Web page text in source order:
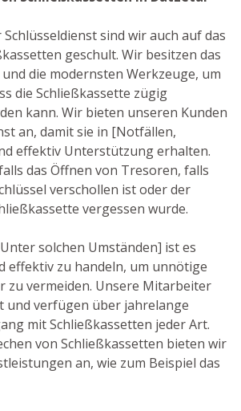
sind wir auch auf das
geschult. Wir besitzen das
die modernsten Werkzeuge, um
die Schließkassette zügig
kann. Wir bieten unseren Kunden
an, damit sie in [Notfällen,
effektiv Unterstützung erhalten.
das Öffnen von Tresoren, falls
verschollen ist oder der
vergessen wurde.
solchen Umständen] ist es
effektiv zu handeln, um unnötige
zu vermeiden. Unsere Mitarbeiter
und verfügen über jahrelange
mit Schließkassetten jeder Art.
von Schließkassetten bieten wir
an, wie zum Beispiel das